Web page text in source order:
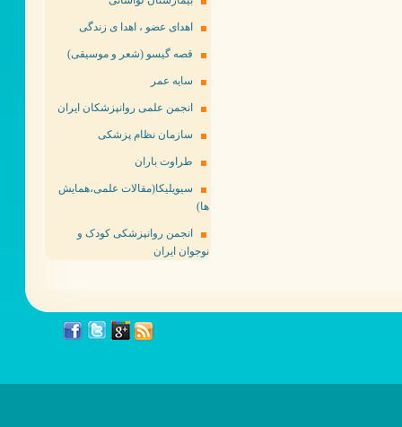
اهدای عضو ، اهدا ی زندگی
قصه گیسو (شعر و موسیقی)
سایه عمر
انجمن علمی روانپزشکان ایران
سازمان نظام پزشکی
طراوت باران
سیویلیکا(مقالات علمی،همایش
ها)
انجمن روانپزشکی کودک و
نوجوان ایران